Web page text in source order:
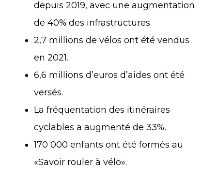
depuis 2019, avec une augmentation
de 40% des infrastructures.
2,7 millions de vélos ont été vendus
en 2021.
6,6 millions d’euros d’aides ont été
versés.
La fréquentation des itinéraires
cyclables a augmenté de 33%.
170 000 enfants ont été formés au
«Savoir rouler à vélo».